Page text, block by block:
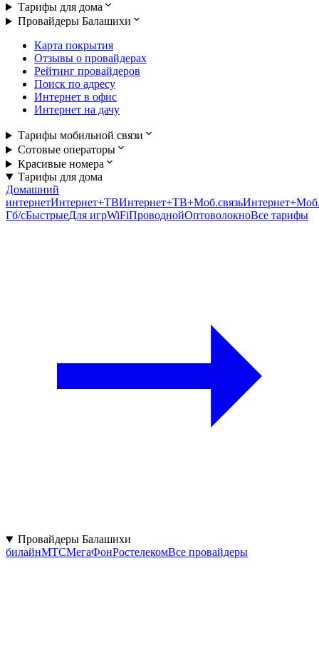
Тарифы для дома
Провайдеры Балашихи
Карта покрытия
Отзывы о провайдерах
Рейтинг провайдеров
Поиск по адресу
Интернет в офис
Интернет на дачу
Тарифы мобильной связи
Сотовые операторы
Красивые номера
Тарифы для дома
Домашний
интернетИнтернет+ТВИнтернет+ТВ+Моб.связь
Гб/cБыстрыеДля игрWiFiПроводнойОптоволокноВсе тарифы
Провайдеры Балашихи
билайнМТСМегаФонРостелекомВсе провайдеры